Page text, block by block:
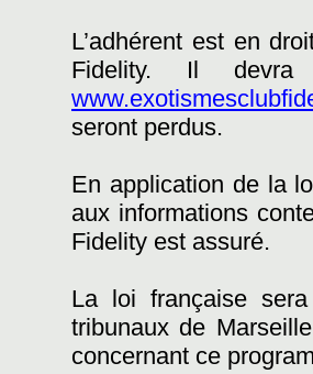
L’adhérent est en
Fidelity. Il
seront perdus.
En application de la
aux informations
Fidelity est assuré.
La loi française
tribunaux de
concernant ce